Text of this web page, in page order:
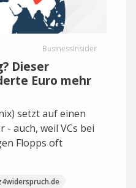
BusinessInsider
Dieser
Euro mehr
setzt auf einen
auch, weil VCs bei
Flopps oft